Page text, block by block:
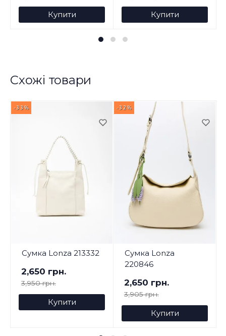
Купити Купити
Схожі товари
-33%
Сумка Lonza 213332
2,650 грн.
3,950 грн.
Купити
-32%
Сумка Lonza
220846
2,650 грн.
3,905 грн.
Купити